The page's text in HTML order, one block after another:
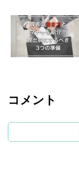
コメント